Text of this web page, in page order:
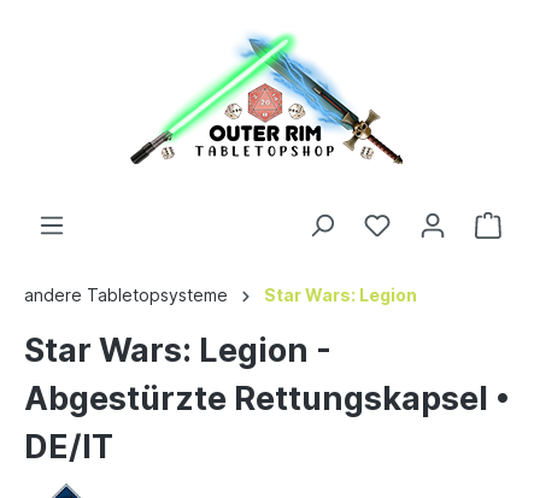
andere Tabletopsysteme Star Wars: Legion
Star Wars: Legion -
Abgestürzte Rettungskapsel •
DE/IT